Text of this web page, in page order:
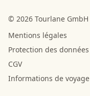
© 2026 Tourlane GmbH
Mentions légales
Protection des données
CGV
Informations de voyage